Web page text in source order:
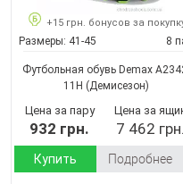
+15 грн. бонусов за
Размеры: 41-45 8
Футбольная обувь Demax
11H (Демисезон)
Цена за пару
932 грн.
Цена за
7 462 грн.
Купить Подробнее